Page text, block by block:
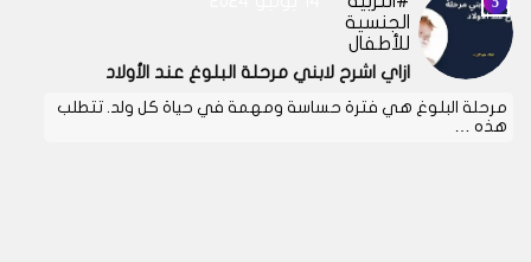
الجنسية
للأطفال
ازاي اشرح لابني مرحلة البلوغ عند الأولاد
مرحلة البلوغ هي فترة حساسة ومهمة في حياة كل ولد. تتطلب
هذه …